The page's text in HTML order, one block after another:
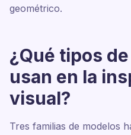
geométrico.
¿Qué tipos
usan en la
visual?
Tres familias de modelos